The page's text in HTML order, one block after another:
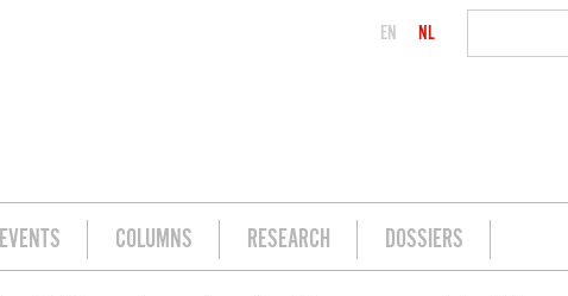
EN NL
EVENTS COLUMNS RESEARCH DOSSIERS